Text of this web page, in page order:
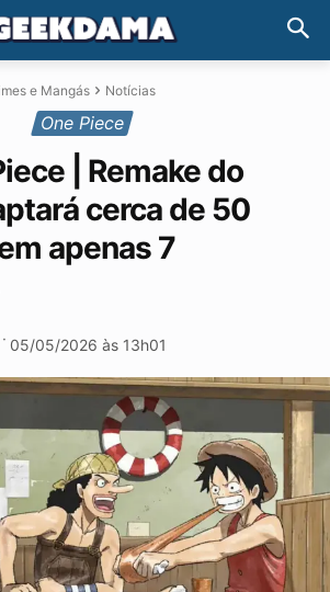
e Mangás Notícias
One Piece
| Remake do
cerca de 50
apenas 7
· 05/05/2026 às 13h01